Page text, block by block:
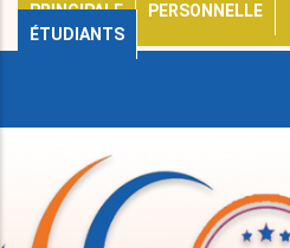
PRINCIPALE
PERSONNELLE
ÉTUDIANTS